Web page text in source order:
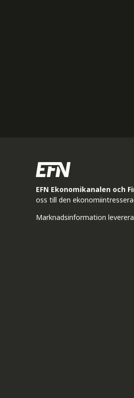
EFN Ekonomikanalen och
oss till den
Marknadsinformation